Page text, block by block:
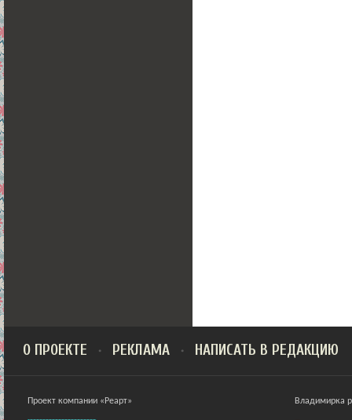
О ПРОЕКТЕ РЕКЛАМА НАПИСАТЬ В РЕДАКЦИЮ
Проект компании «Реарт» Владимирка